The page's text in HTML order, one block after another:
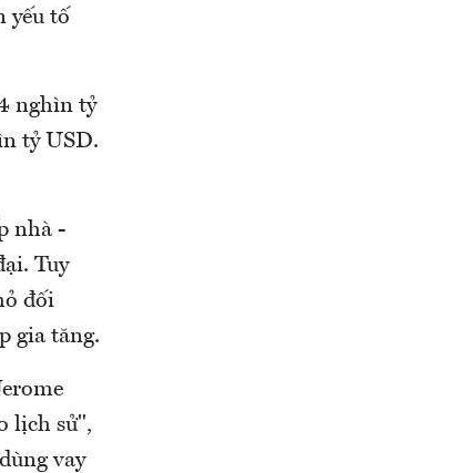
yếu tố
nghìn tỷ
tỷ USD.
nhà -
Tuy
đối
gia tăng.
lịch sử",
vay